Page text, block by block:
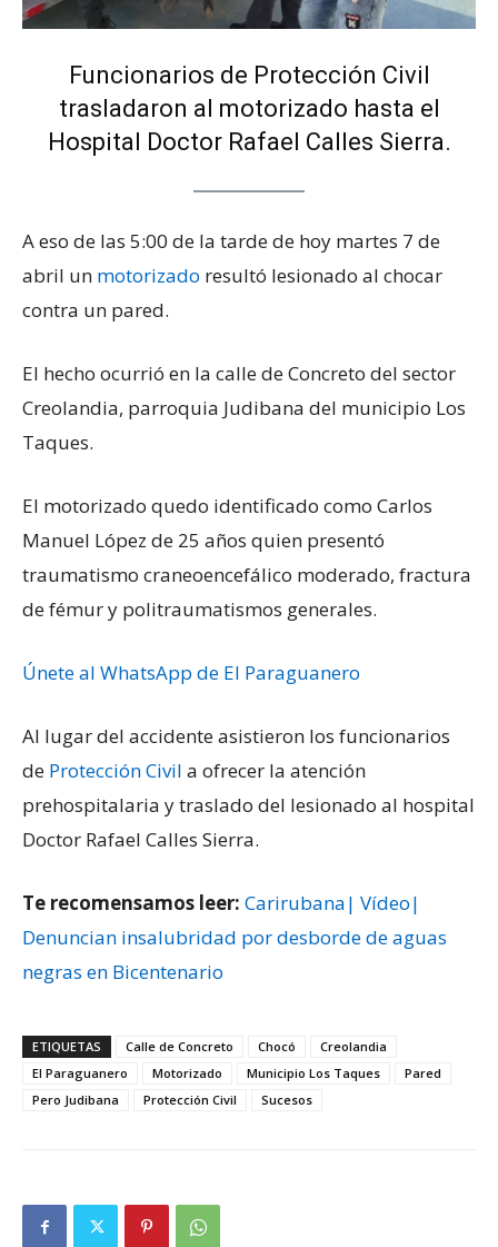
Funcionarios de Protección Civil
trasladaron al motorizado hasta el
Hospital Doctor Rafael Calles Sierra.
A eso de las 5:00 de la tarde de hoy martes 7 de
abril un motorizado resultó lesionado al chocar
contra un pared.
El hecho ocurrió en la calle de Concreto del sector
Creolandia, parroquia Judibana del municipio Los
Taques.
El motorizado quedo identificado como Carlos
Manuel López de 25 años quien presentó
traumatismo craneoencefálico moderado, fractura
de fémur y politraumatismos generales.
Únete al WhatsApp de El Paraguanero
Al lugar del accidente asistieron los funcionarios
de Protección Civil a ofrecer la atención
prehospitalaria y traslado del lesionado al hospital
Doctor Rafael Calles Sierra.
Te recomensamos leer: Carirubana| Vídeo|
Denuncian insalubridad por desborde de aguas
negras en Bicentenario
ETIQUETAS Calle de Concreto Chocó
Creolandia
El Paraguanero
Motorizado Municipio Los Taques
Pared
Pero Judibana
Protección Civil Sucesos